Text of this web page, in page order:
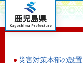
鹿児島県
災害対策本部の設